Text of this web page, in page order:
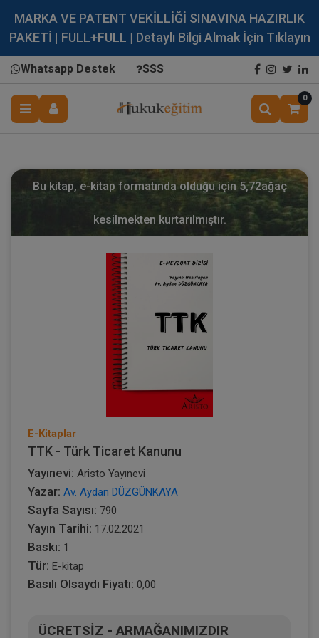
MARKA VE PATENT VEKİLLİĞİ SINAVINA HAZIRLIK
PAKETİ | FULL+FULL | Detaylı Bilgi Almak İçin Tıklayın
Whatsapp Destek SSS
0
Bu kitap, e-kitap formatında olduğu için 5,72ağaç
kesilmekten kurtarılmıştır.
E-Kitaplar
TTK - Türk Ticaret Kanunu
Yayınevi: Aristo Yayınevi
Yazar: Av. Aydan DÜZGÜNKAYA
Sayfa Sayısı: 790
Yayın Tarihi: 17.02.2021
Baskı: 1
Tür: E-kitap
Basılı Olsaydı Fiyatı: 0,00
ÜCRETSİZ - ARMAĞANIMIZDIR